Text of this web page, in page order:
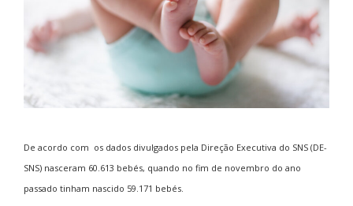
De acordo com os dados divulgados pela Direção Executiva do SNS (DE-
SNS) nasceram 60.613 bebés, quando no fim de novembro do ano
passado tinham nascido 59.171 bebés.